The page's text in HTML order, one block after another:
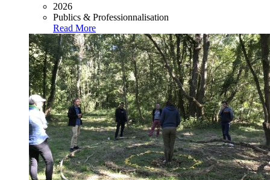
2026
Publics & Professionnalisation
Read More